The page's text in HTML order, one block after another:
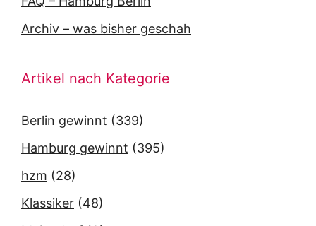
Archiv – was bisher geschah
Artikel nach Kategorie
Berlin gewinnt (339)
Hamburg gewinnt (395)
hzm (28)
Klassiker (48)